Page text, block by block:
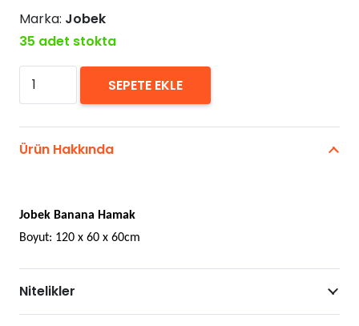
Marka: Jobek
35 adet stokta
Jobek
Banana
adet
SEPETE EKLE
Ürün Hakkında
Jobek Banana Hamak
Boyut: 120 x 60 x 60cm
Nitelikler